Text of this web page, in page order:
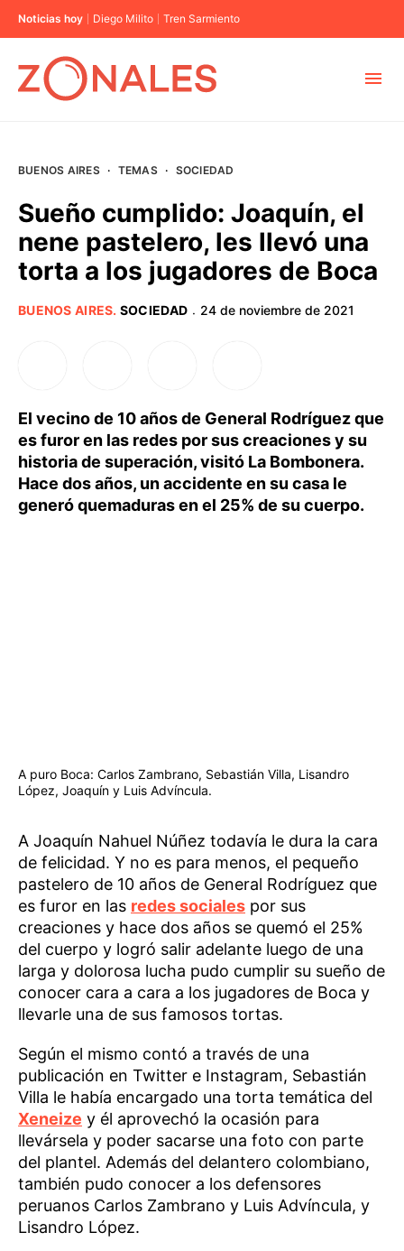
Noticias hoy Diego Milito Tren Sarmiento
BUENOS AIRES
BUENOS AIRES · TEMAS · SOCIEDAD
Sueño cumplido: Joaquín, el
nene pastelero, les llevó una
torta a los jugadores de Boca
BUENOS AIRES. SOCIEDAD · 24 de noviembre de 2021
El vecino de 10 años de General Rodríguez que
es furor en las redes por sus creaciones y su
historia de superación, visitó La Bombonera.
Hace dos años, un accidente en su casa le
generó quemaduras en el 25% de su cuerpo.
A puro Boca: Carlos Zambrano, Sebastián Villa, Lisandro
López, Joaquín y Luis Advíncula.
A Joaquín Nahuel Núñez todavía le dura la cara
de felicidad. Y no es para menos, el pequeño
pastelero de 10 años de General Rodríguez que
es furor en las redes sociales por sus
creaciones y hace dos años se quemó el 25%
del cuerpo y logró salir adelante luego de una
larga y dolorosa lucha pudo cumplir su sueño de
conocer cara a cara a los jugadores de Boca y
llevarle una de sus famosos tortas.
Según el mismo contó a través de una
publicación en Twitter e Instagram, Sebastián
Villa le había encargado una torta temática del
Xeneize y él aprovechó la ocasión para
llevársela y poder sacarse una foto con parte
del plantel. Además del delantero colombiano,
también pudo conocer a los defensores
peruanos Carlos Zambrano y Luis Advíncula, y
Lisandro López.